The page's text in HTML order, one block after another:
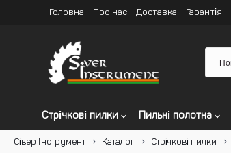
Головна Про нас Доставка Гарантія
Стрічкові пилки Пильні полотна
Сівер Інструмент Каталог Стрічкові пилки